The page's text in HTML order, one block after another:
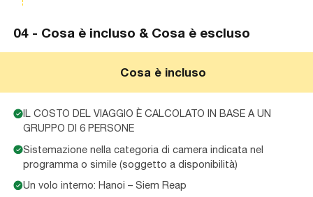
04 - Cosa è incluso & Cosa è escluso
Cosa è incluso
IL COSTO DEL VIAGGIO È CALCOLATO IN BASE A UN
GRUPPO DI 6 PERSONE
Sistemazione nella categoria di camera indicata nel
programma o simile (soggetto a disponibilità)
Un volo interno: Hanoi – Siem Reap